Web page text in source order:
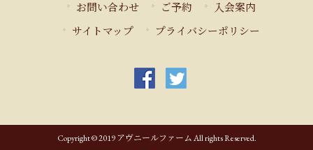
お問い合わせ ご予約
入会案内
サイトマップ
プライバシーポリシー
Copyright © 2019 アヴニールファーム All rights Reserved.